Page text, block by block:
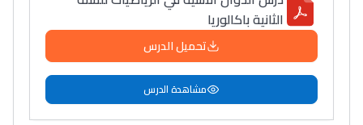
الثانية باكالوريا
تحميل الدرس
مشاهدة الدرس